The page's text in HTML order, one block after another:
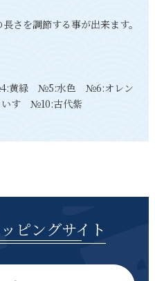
さを調節する事が出来ます。
緑 №5:水色 №6:オレン
す №10:古代紫
ピングサイト